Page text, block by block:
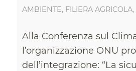
AMBIENTE, FILIERA AGRICOLA,
Alla Conferenza sul
l’organizzazione ONU
dell’integrazione: “La